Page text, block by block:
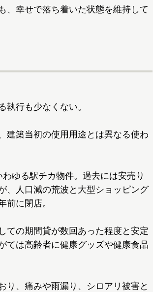
幸せで落ち着いた状態を維持して
行も少なくない。
築当初の使用用途とは異なる使わ
ゆる駅チカ物件。過去には安売り
、人口減の荒波と大型ショッピング
前に閉店。
の期間貸が数回あった程度と安定
ては高齢者に健康グッズや健康食品
、痛みや雨漏り、シロアリ被害と